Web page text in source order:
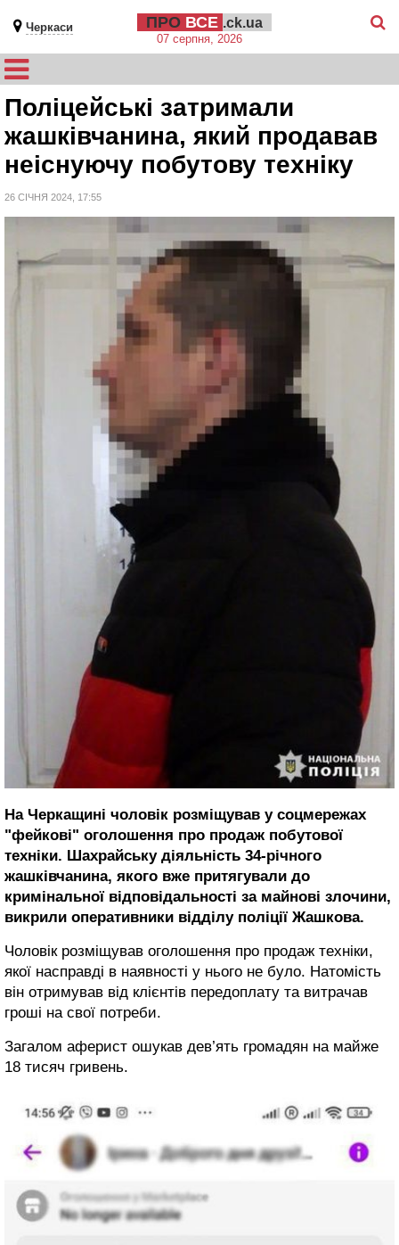
Черкаси ПРО ВСЕ .ck.ua
07 серпня, 2026
Поліцейські затримали
жашківчанина, який продавав
неіснуючу побутову техніку
26 СІЧНЯ 2024, 17:55
На Черкащині чоловік розміщував у соцмережах
"фейкові" оголошення про продаж побутової
техніки. Шахрайську діяльність 34-річного
жашківчанина, якого вже притягували до
кримінальної відповідальності за майнові злочини,
викрили оперативники відділу поліції Жашкова.
Чоловік розміщував оголошення про продаж техніки,
якої насправді в наявності у нього не було. Натомість
він отримував від клієнтів передоплату та витрачав
гроші на свої потреби.
Загалом аферист ошукав дев’ять громадян на майже
18 тисяч гривень.